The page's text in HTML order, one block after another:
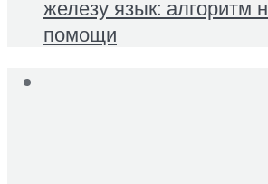
железу язык: алгоритм
помощи